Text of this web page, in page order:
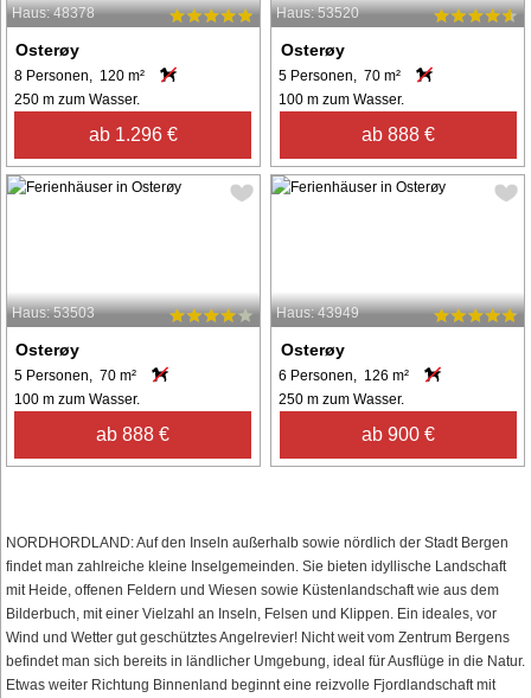
Haus: 48378
Osterøy
8 Personen, 120 m²
250 m zum Wasser.
ab 1.296 €
Haus: 53520
Osterøy
5 Personen, 70 m²
100 m zum Wasser.
ab 888 €
Haus: 53503
Osterøy
5 Personen, 70 m²
100 m zum Wasser.
ab 888 €
Haus: 43949
Osterøy
6 Personen, 126 m²
250 m zum Wasser.
ab 900 €
NORDHORDLAND: Auf den Inseln außerhalb sowie nördlich der Stadt Bergen
findet man zahlreiche kleine Inselgemeinden. Sie bieten idyllische Landschaft
mit Heide, offenen Feldern und Wiesen sowie Küstenlandschaft wie aus dem
Bilderbuch, mit einer Vielzahl an Inseln, Felsen und Klippen. Ein ideales, vor
Wind und Wetter gut geschütztes Angelrevier! Nicht weit vom Zentrum Bergens
befindet man sich bereits in ländlicher Umgebung, ideal für Ausflüge in die Natur.
Etwas weiter Richtung Binnenland beginnt eine reizvolle Fjordlandschaft mit